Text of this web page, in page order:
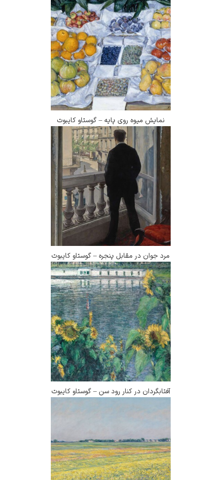
نمایش میوه روی پایه – گوستاو کایبوت
جوان در مقابل پنجره – گوستاو کایبوت
در کنار رود سن – گوستاو کایبوت